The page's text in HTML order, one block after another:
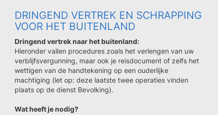
DRINGEND VERTREK EN SCHRAPPING
VOOR HET BUITENLAND
Dringend vertrek naar het buitenland:
Hieronder vallen procedures zoals het verlengen van uw
verblijfsvergunning, maar ook je reisdocument of zelfs het
wettigen van de handtekening op een ouderlijke
machtiging (let op: deze laatste twee operaties vinden
plaats op de dienst Bevolking).
Wat heeft je nodig?